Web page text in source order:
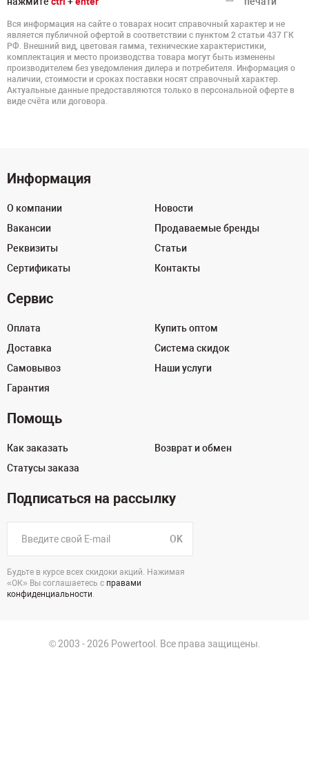
Вся информация на сайте о товарах носит справочный характер и не
является публичной офертой в соответствии с пунктом 2 статьи 437 ГК
РФ. Внешний вид, цветовая гамма, технические характеристики,
комплектация и место производства товара могут быть изменены
производителем без уведомления дилера и потребителя. Информация о
наличии, стоимости и сроках поставки носят справочный характер.
Актуальные данные предоставляются только в персональной оферте в
виде счёта или договора.
Информация
О компании
Вакансии
Реквизиты
Сертификаты
Новости
Продаваемые бренды
Статьи
Контакты
Сервис
Оплата
Доставка
Самовывоз
Гарантия
Купить оптом
Система скидок
Наши услуги
Помощь
Как заказать
Статусы заказа
Возврат и обмен
Подписаться на рассылку
OK
Будьте в курсе всех скидоки акций. Нажимая
«ОК» Вы соглашаетесь с правами
конфиденциальности.
© 2003 - 2026 Powertool. Все права защищены.